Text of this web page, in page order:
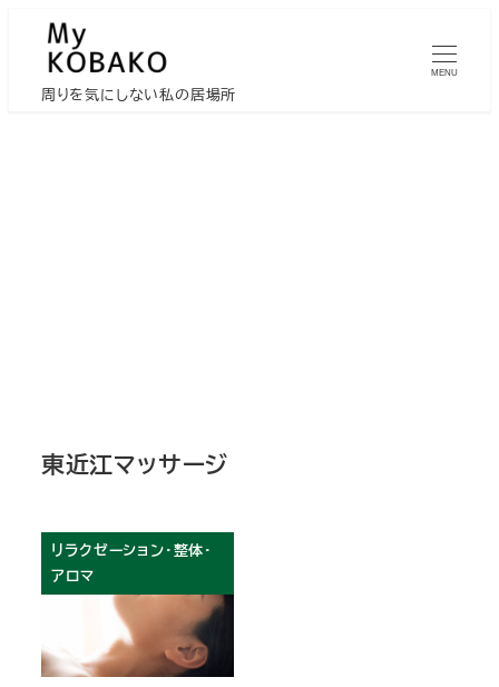
周りを気にしない私の居場所
MENU
東近江マッサージ
リラクゼーション・整体・
アロマ